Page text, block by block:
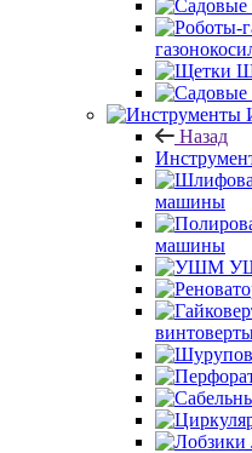
Назад
машины
машины